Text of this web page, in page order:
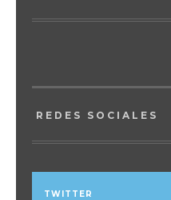
REDES SOCIALES
TWITTER